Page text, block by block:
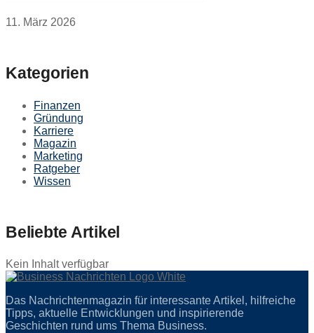
11. März 2026
Kategorien
Finanzen
Gründung
Karriere
Magazin
Marketing
Ratgeber
Wissen
Beliebte Artikel
Kein Inhalt verfügbar
Das Nachrichtenmagazin für interessante Artikel, hilfreiche
Tipps, aktuelle Entwicklungen und inspirierende
Geschichten rund ums Thema Business.